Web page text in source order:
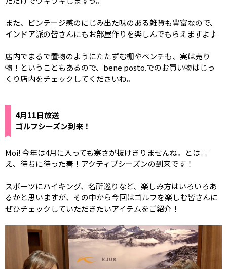
また、ビンテージ感のにじみ出た味のある雑貨も豊富なので、
インドア派の皆さんにもお部屋作りを楽しんでもらえますよ♪
店内でまるで置物のようにたたずむ棚やベンチも、実は売り
物！ということもあるので、bene posto.でのお買い物はじっ
くり店内をチェックしてくださいね。
4月11日放送
ゴルフシーズン到来！
Moi! 今年は4月に入っても寒さが抜けきりませんね。とは言
え、待ちに待った春！アクティブシーズンの到来です！
スポーツにハイキング、名所巡りなど、楽しみ方はいろいろあ
るかと思いますが、その中から今回はゴルフを楽しむ皆さんに
ぜひチェックしていただきたいアイテムをご紹介！